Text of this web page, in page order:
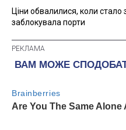
Ціни обвалилися, коли стало
заблокувала порти